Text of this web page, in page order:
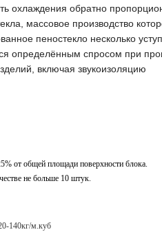
охлаждения обратно
массовое производство
пеностекло несколько
определённым спросом при
включая звукоизоляцию
от общей площади поверхности блока.
не больше 10 штук.
140кг/м.куб